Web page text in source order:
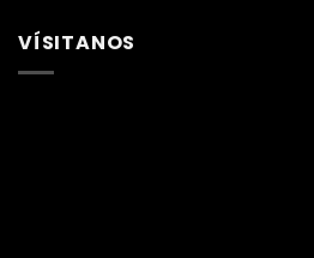
VÍSITANOS